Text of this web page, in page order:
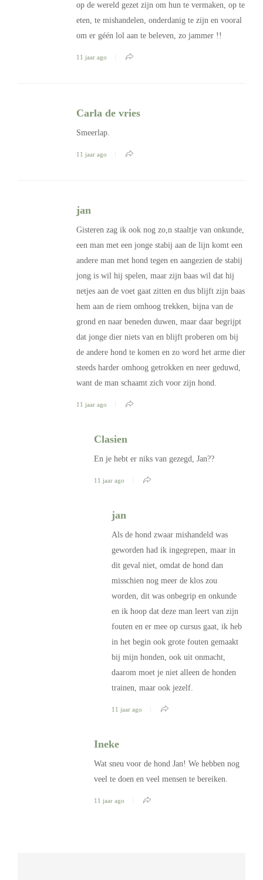
op de wereld gezet zijn om hun te vermaken, op te
eten, te mishandelen, onderdanig te zijn en vooral
om er géén lol aan te beleven, zo jammer !!
11 jaar ago
Carla de vries
Smeerlap.
11 jaar ago
jan
Gisteren zag ik ook nog zo,n staaltje van onkunde,
een man met een jonge stabij aan de lijn komt een
andere man met hond tegen en aangezien de stabij
jong is wil hij spelen, maar zijn baas wil dat hij
netjes aan de voet gaat zitten en dus blijft zijn baas
hem aan de riem omhoog trekken, bijna van de
grond en naar beneden duwen, maar daar begrijpt
dat jonge dier niets van en blijft proberen om bij
de andere hond te komen en zo word het arme dier
steeds harder omhoog getrokken en neer geduwd,
want de man schaamt zich voor zijn hond.
11 jaar ago
Clasien
En je hebt er niks van gezegd, Jan??
11 jaar ago
jan
Als de hond zwaar mishandeld was
geworden had ik ingegrepen, maar in
dit geval niet, omdat de hond dan
misschien nog meer de klos zou
worden, dit was onbegrip en onkunde
en ik hoop dat deze man leert van zijn
fouten en er mee op cursus gaat, ik heb
in het begin ook grote fouten gemaakt
bij mijn honden, ook uit onmacht,
daarom moet je niet alleen de honden
trainen, maar ook jezelf.
11 jaar ago
Ineke
Wat sneu voor de hond Jan! We hebben nog
veel te doen en veel mensen te bereiken.
11 jaar ago